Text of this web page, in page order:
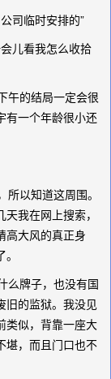
司临时安排的”
儿看我怎么收拾
午的结局一定会很
有一个年龄很小还
以知道这周围。
我在网上搜索，
高大风的真正身
么牌子，也没有国
旧的监狱。我没见
类似，背靠一座大
堪，而且门口也不